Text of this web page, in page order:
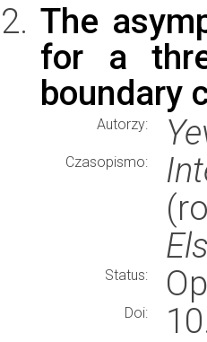
The
for a
boundary
Autorzy:
Czasopismo:
Status:
Doi: